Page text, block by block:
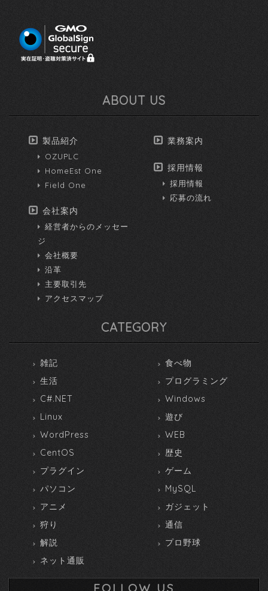
ABOUT US
製品紹介
OZUPLC
HomeEst One
Field One
会社案内
経営者からのメッセー
ジ
会社概要
沿革
主要取引先
アクセスマップ
業務案内
採用情報
採用情報
応募の流れ
CATEGORY
雑記
食べ物
生活
プログラミング
C#.NET
Windows
Linux
遊び
WordPress
WEB
CentOS
歴史
プラグイン
ゲーム
パソコン
MySQL
アニメ
ガジェット
狩り
通信
解説
プロ野球
ネット通販
FOLLOW US